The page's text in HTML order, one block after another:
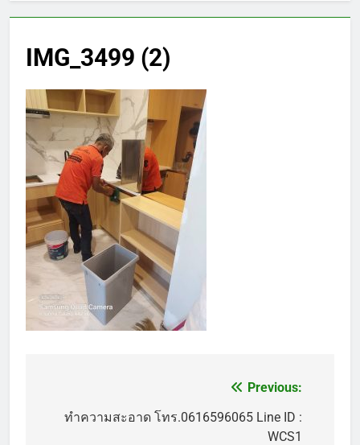
IMG_3499 (2)
เรื่อง
Previous:
ทำความสะอาด โทร.0616596065 Line ID :
WCS1